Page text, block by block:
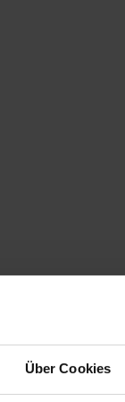
Über Cookies